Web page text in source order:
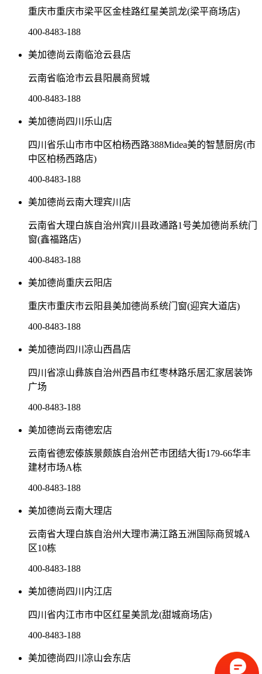
重庆市重庆市梁平区金桂路红星美凯龙(梁平商场店)
400-8483-188
美加德尚云南临沧云县店
云南省临沧市云县阳晨商贸城
400-8483-188
美加德尚四川乐山店
四川省乐山市市中区柏杨西路388Midea美的智慧厨房(市
中区柏杨西路店)
400-8483-188
美加德尚云南大理宾川店
云南省大理白族自治州宾川县政通路1号美加德尚系统门
窗(鑫福路店)
400-8483-188
美加德尚重庆云阳店
重庆市重庆市云阳县美加德尚系统门窗(迎宾大道店)
400-8483-188
美加德尚四川凉山西昌店
四川省凉山彝族自治州西昌市红枣林路乐居汇家居装饰
广场
400-8483-188
美加德尚云南德宏店
云南省德宏傣族景颇族自治州芒市团结大街179-66华丰
建材市场A栋
400-8483-188
美加德尚云南大理店
云南省大理白族自治州大理市满江路五洲国际商贸城A
区10栋
400-8483-188
美加德尚四川内江店
四川省内江市市中区红星美凯龙(甜城商场店)
400-8483-188
美加德尚四川凉山会东店